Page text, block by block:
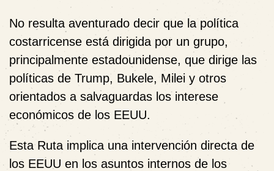
No resulta aventurado decir que la política
costarricense está dirigida por un grupo,
principalmente estadounidense, que dirige las
políticas de Trump, Bukele, Milei y otros
orientados a salvaguardas los interese
económicos de los EEUU.
Esta Ruta implica una intervención directa de
los EEUU en los asuntos internos de los